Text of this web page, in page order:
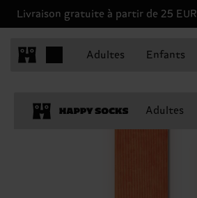
Livraison gratuite à partir de 25 EUR
Adultes Enfants
Adultes